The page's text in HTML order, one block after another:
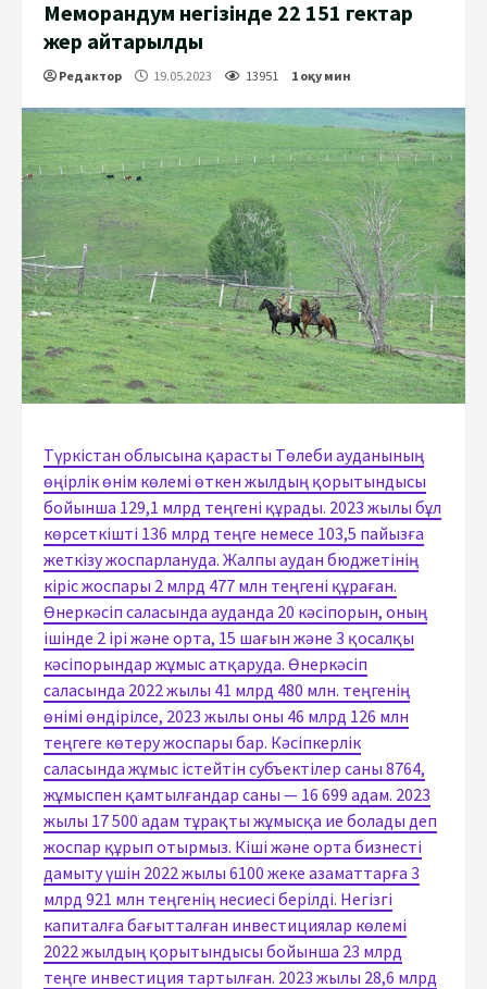
Меморандум негізінде 22 151 гектар
жер қайтарылды
Редактор 19.05.2023 13951 1 оқу мин
Түркістан облысына қарасты Төлеби ауданының
өңірлік өнім көлемі өткен жылдың қорытындысы
бойынша 129,1 млрд теңгені құрады. 2023 жылы бұл
көрсеткішті 136 млрд теңге немесе 103,5 пайызға
жеткізу жоспарлануда. Жалпы аудан бюджетінің
кіріс жоспары 2 млрд 477 млн теңгені құраған.
Өнеркәсіп саласында ауданда 20 кәсіпорын, оның
ішінде 2 ірі және орта, 15 шағын және 3 қосалқы
кәсіпорындар жұмыс атқаруда. Өнеркәсіп
саласында 2022 жылы 41 млрд 480 млн. теңгенің
өнімі өндірілсе, 2023 жылы оны 46 млрд 126 млн
теңгеге көтеру жоспары бар. Кәсіпкерлік
саласында жұмыс істейтін субъектілер саны 8764,
жұмыспен қамтылғандар саны — 16 699 адам. 2023
жылы 17 500 адам тұрақты жұмысқа ие болады деп
жоспар құрып отырмыз. Кіші және орта бизнесті
дамыту үшін 2022 жылы 6100 жеке азаматтарға 3
млрд 921 млн теңгенің несиесі берілді. Негізгі
капиталға бағытталған инвестициялар көлемі
2022 жылдың қорытындысы бойынша 23 млрд
теңге инвестиция тартылған. 2023 жылы 28,6 млрд